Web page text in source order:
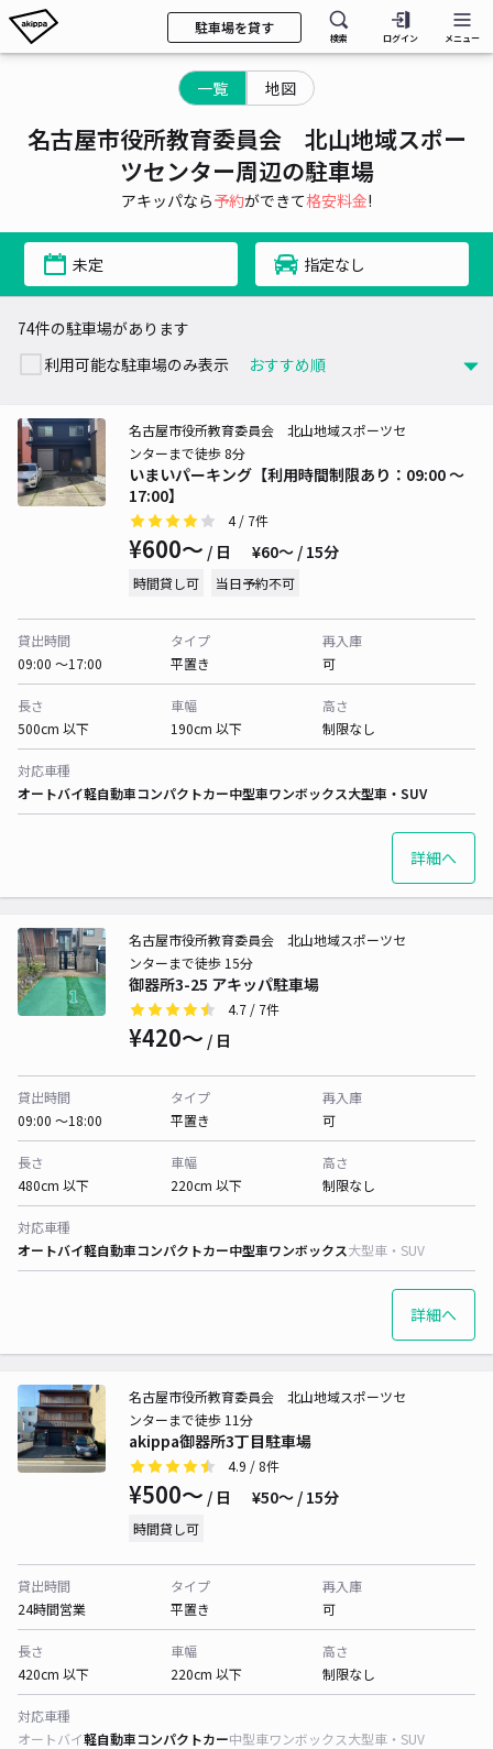
駐車場を貸す
検索 ログイン メニュー
一覧 地図
名古屋市役所教育委員会 北山地域スポー
ツセンター周辺の駐車場
アキッパなら予約ができて格安料金!
未定 指定なし
74件の駐車場があります
利用可能な駐車場のみ表示
いまいパーキング【利用時間制限あり：09:00 〜
17:00】
名古屋市役所教育委員会 北山地域スポーツセ
ンターまで徒歩 8分
4/ 7件
¥600〜 / 日 ¥60〜 / 15分
時間貸し可 当日予約不可
貸出時間
09:00 〜17:00
タイプ
平置き
再入庫
可
長さ
500cm 以下
車幅
190cm 以下
高さ
制限なし
対応車種
オートバイ軽自動車コンパクトカー中型車ワンボックス大型車・SUV
詳細へ
御器所3-25 アキッパ駐車場
名古屋市役所教育委員会 北山地域スポーツセ
ンターまで徒歩 15分
4.7 / 7件
¥420〜 / 日
貸出時間
09:00 〜18:00
タイプ
平置き
再入庫
可
長さ
480cm 以下
車幅
220cm 以下
高さ
制限なし
対応車種
オートバイ軽自動車コンパクトカー中型車ワンボックス大型車・SUV
詳細へ
akippa御器所3丁目駐車場
名古屋市役所教育委員会 北山地域スポーツセ
ンターまで徒歩 11分
4.9 / 8件
¥500〜 / 日 ¥50〜 / 15分
時間貸し可
貸出時間
24時間営業
タイプ
平置き
再入庫
可
長さ
420cm 以下
車幅
220cm 以下
高さ
制限なし
対応車種
オートバイ軽自動車コンパクトカー中型車ワンボックス大型車・SUV